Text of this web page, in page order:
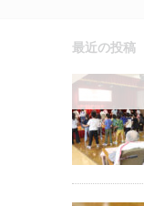
最近の投稿